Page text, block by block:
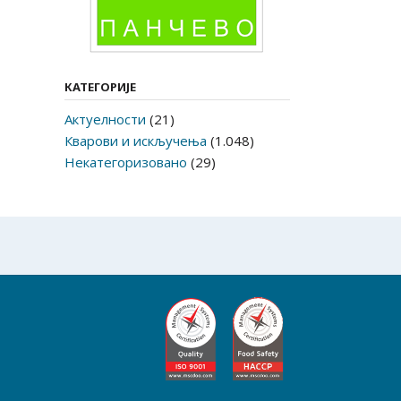
КАТЕГОРИЈЕ
Актуелности (21)
Кварови и искључења (1.048)
Некатегоризовано (29)